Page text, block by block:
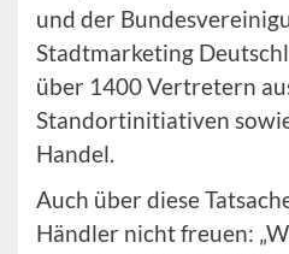
und der
Stadtmarketing
über 1400 Vertretern
Standortinitiativen
Handel.
Auch über diese
Händler nicht freuen: